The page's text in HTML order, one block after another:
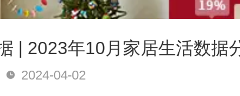
| 2023年10月家居生活数据
2024-04-02